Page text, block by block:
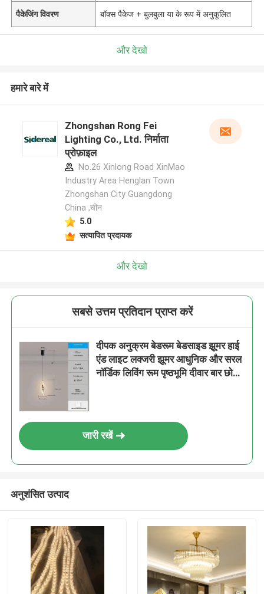
पैकेजिंग विवरण बॉक्स पैकेज + बुलबुला या के रूप में अनुकूलित
और देखो
हमारे बारे में
Zhongshan Rong Fei
Lighting Co., Ltd. निर्माता
प्रोफ़ाइल
No.26 Xinlong Road XinMao
Industry Area Henglan Town
Zhongshan City Guangdong
China ,चीन
5.0
सत्यापित प्रदायक
और देखो
सबसे उत्तम प्रतिदान प्राप्त करें
दीपक अनुक्रम बेडरूम बेडसाइड झूमर हाई
एंड लाइट लक्जरी झूमर आधुनिक और सरल
नॉर्डिक लिविंग रूम पृष्ठभूमि दीवार बार छोटा
जारी रखें
अनुशंसित उत्पाद